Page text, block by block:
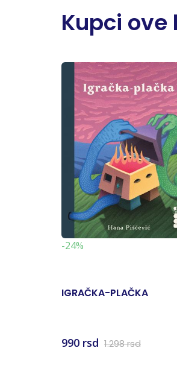
Kupci ove
-24%
IGRAČKA-PLAČKA
990 rsd 1.298 rsd